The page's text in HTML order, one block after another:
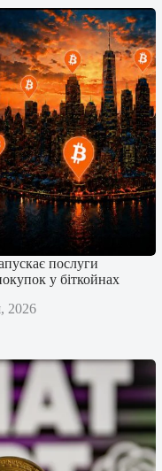
послуги
у біткойнах
2026